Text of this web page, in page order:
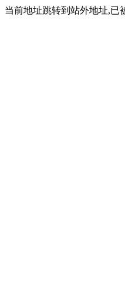
当前地址跳转到站外地址,已